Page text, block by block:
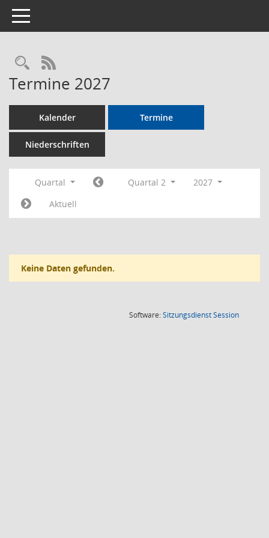
Toggle navigation
Rechercheauswahl
RSS-Feed
Termine 2027
Kalender Termine
Niederschriften
Quartal Quartal 2
2027
Aktuell
Keine Daten gefunden.
Software:SitzungsdienstSession(Wird in